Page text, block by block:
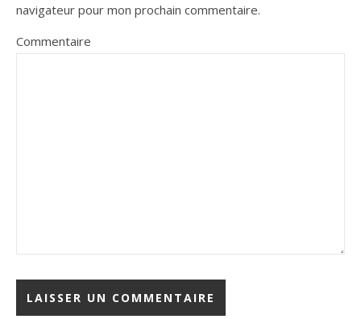
navigateur pour mon prochain commentaire.
Commentaire